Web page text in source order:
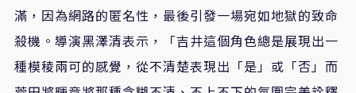
滿，因為網路的匿名性，最後引發一場宛如地獄的致命
殺機。導演黑澤清表示，「吉井這個角色總是展現出一
種模稜兩可的感覺，從不清楚表現出「是」或「否」而